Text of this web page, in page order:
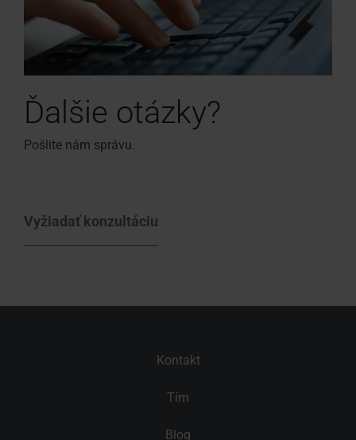
Ďalšie otázky?
Pošlite nám správu.
Vyžiadať konzultáciu
Kontakt
Tím
Blog